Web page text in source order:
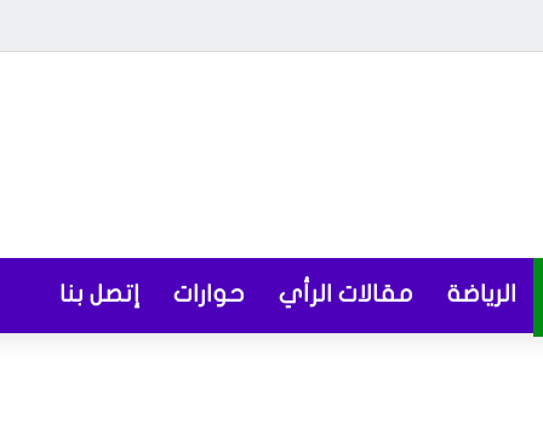
الرياضة مقالات الرأي حوارات إتصل بنا